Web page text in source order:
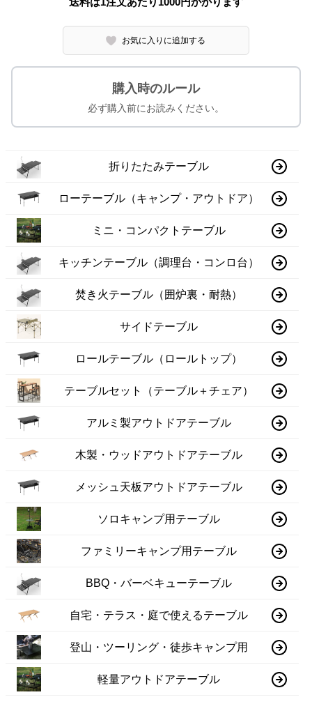
お気に入りに追加する
購入時のルール
必ず購入前にお読みください。
折りたたみテーブル
ローテーブル（キャンプ・アウトドア）
ミニ・コンパクトテーブル
キッチンテーブル（調理台・コンロ台）
焚き火テーブル（囲炉裏・耐熱）
サイドテーブル
ロールテーブル（ロールトップ）
テーブルセット（テーブル＋チェア）
アルミ製アウトドアテーブル
木製・ウッドアウトドアテーブル
メッシュ天板アウトドアテーブル
ソロキャンプ用テーブル
ファミリーキャンプ用テーブル
BBQ・バーベキューテーブル
自宅・テラス・庭で使えるテーブル
登山・ツーリング・徒歩キャンプ用
軽量アウトドアテーブル